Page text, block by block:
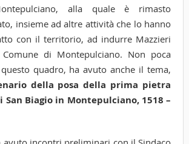
alla quale è rimasto
insieme ad altre attività che lo hanno
con il territorio, ad indurre Mazzieri
di Montepulciano. Non poca
quadro, ha avuto anche il tema,
della posa della prima pietra
San Biagio in Montepulciano, 1518 –